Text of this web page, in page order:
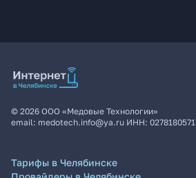
© 2026 ООО «Медовые Технологии»
email: medotech.info@ya.ru ИНН: 0278180571
Тарифы в Челябинске